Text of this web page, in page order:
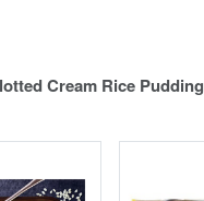
Cream Rice Pudding